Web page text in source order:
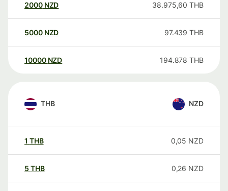
2000 NZD 38.975,60 THB
5000 NZD 97.439 THB
10000 NZD 194.878 THB
THB NZD
1 THB 0,05 NZD
5 THB 0,26 NZD